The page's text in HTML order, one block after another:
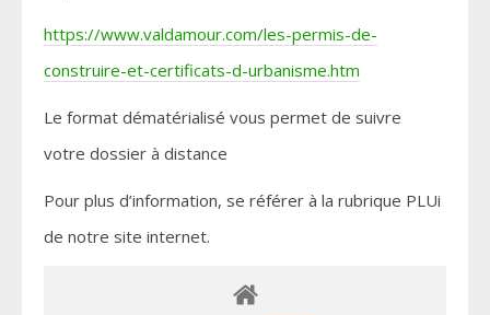
https://www.valdamour.com/les-permis-de-
construire-et-certificats-d-urbanisme.htm
Le format dématérialisé vous permet de suivre
votre dossier à distance
Pour plus d’information, se référer à la rubrique PLUi
de notre site internet.